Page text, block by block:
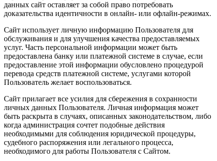
данных сайт оставляет за собой право потребовать
доказательства идентичности в онлайн- или офлайн-режимах.
Сайт использует личную информацию Пользователя для
обслуживания и для улучшения качества предоставляемых
услуг. Часть персональной информации может быть
предоставлена банку или платежной системе в случае, если
предоставление этой информации обусловлено процедурой
перевода средств платежной системе, услугами которой
Пользователь желает воспользоваться.
Сайт прилагает все усилия для сбережения в сохранности
личных данных Пользователя. Личная информация может
быть раскрыта в случаях, описанных законодательством, либо
когда администрация сочтет подобные действия
необходимыми для соблюдения юридической процедуры,
судебного распоряжения или легального процесса,
необходимого для работы Пользователя с Сайтом.